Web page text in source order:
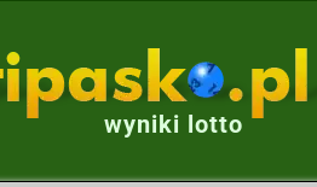
wyniki lotto